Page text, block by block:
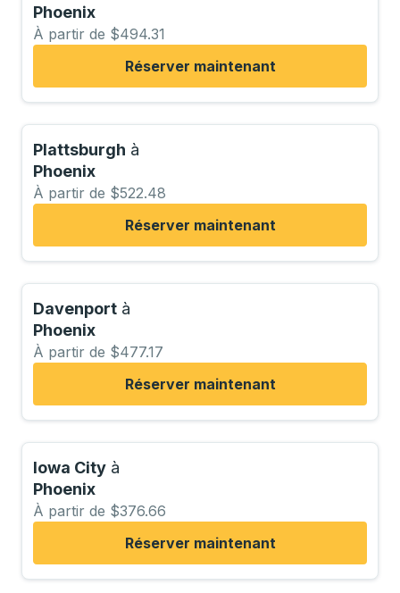
Phoenix
À partir de $494.31
Réserver maintenant
Plattsburgh à
Phoenix
À partir de $522.48
Réserver maintenant
Davenport à
Phoenix
À partir de $477.17
Réserver maintenant
Iowa City à
Phoenix
À partir de $376.66
Réserver maintenant